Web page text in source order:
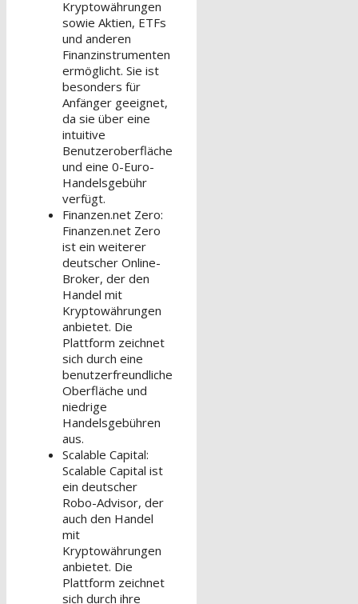
Kryptowährungen
sowie Aktien, ETFs
und anderen
Finanzinstrumenten
ermöglicht. Sie ist
besonders für
Anfänger geeignet,
da sie über eine
intuitive
Benutzeroberfläche
und eine 0-Euro-
Handelsgebühr
verfügt.
Finanzen.net Zero:
Finanzen.net Zero
ist ein weiterer
deutscher Online-
Broker, der den
Handel mit
Kryptowährungen
anbietet. Die
Plattform zeichnet
sich durch eine
benutzerfreundliche
Oberfläche und
niedrige
Handelsgebühren
aus.
Scalable Capital:
Scalable Capital ist
ein deutscher
Robo-Advisor, der
auch den Handel
mit
Kryptowährungen
anbietet. Die
Plattform zeichnet
sich durch ihre